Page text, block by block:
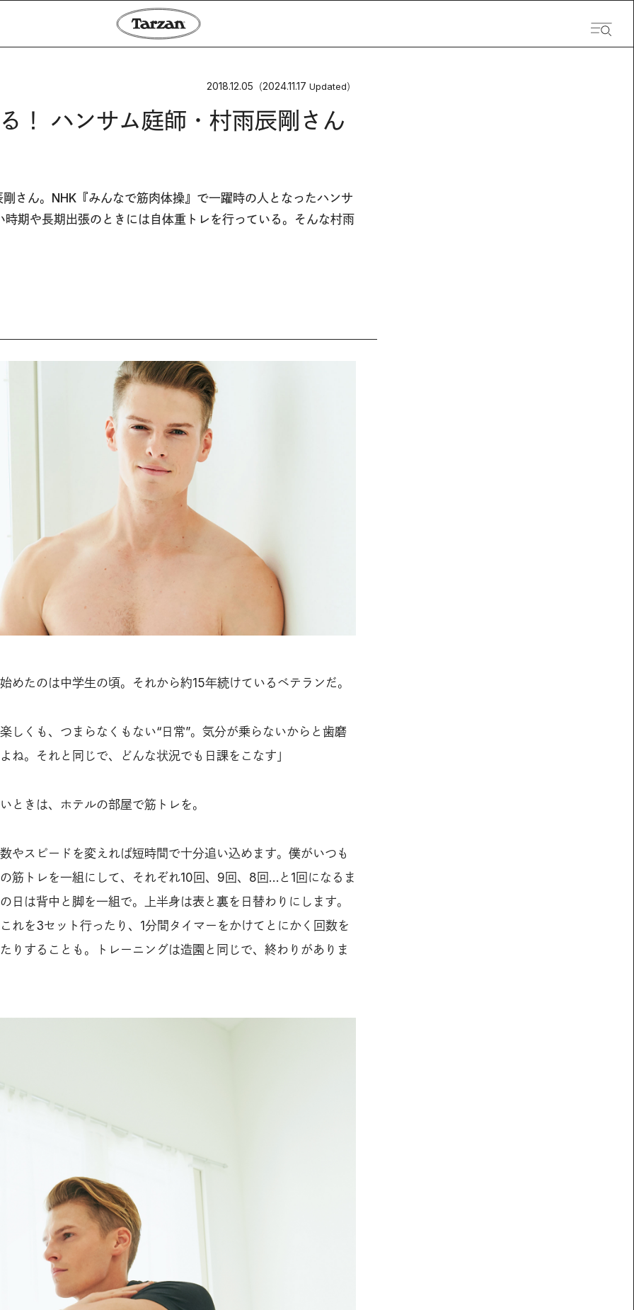
2018.12.05 （2024.11.17 Updated）
！ ハンサム庭師・村雨辰剛さん
さん。NHK『みんなで筋肉体操』で一躍時の人となったハンサ
期や長期出張のときには自体重トレを行っている。そんな村雨
めたのは中学生の頃。それから約15年続けているベテランだ。
しくも、つまらなくもない“日常”。気分が乗らないからと歯磨
ね。それと同じで、どんな状況でも日課をこなす」
ときは、ホテルの部屋で筋トレを。
やスピードを変えれば短時間で十分追い込めます。僕がいつも
筋トレを一組にして、それぞれ10回、9回、8回…と1回になるま
日は背中と脚を一組で。上半身は表と裏を日替わりにします。
れを3セット行ったり、1分間タイマーをかけてとにかく回数を
りすることも。トレーニングは造園と同じで、終わりがありま